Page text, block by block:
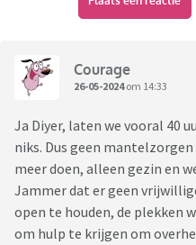
ergernissen.Courage
26-05-2024om 14:33
Ja Diyer, laten we vooral 40
niks. Dus geen
meer doen, alleen gezin en
Jammer dat er geen
open te houden, de plekken
om hulp te krijgen om